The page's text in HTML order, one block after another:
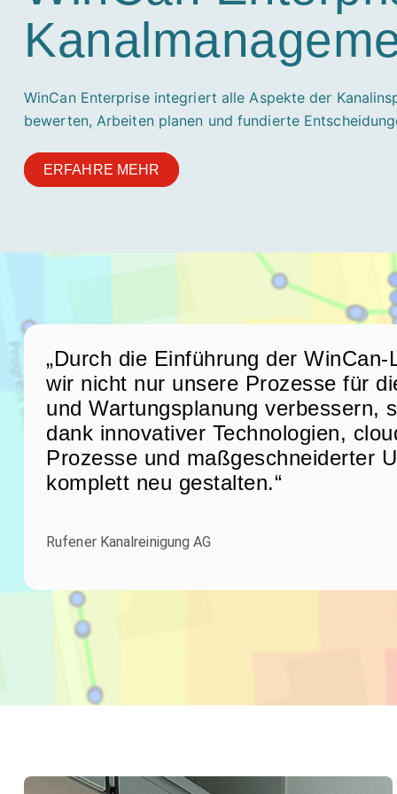
WinCan Enterprise integriert alle Aspekte der
bewerten, Arbeiten planen und fundierte
ERFAHRE MEHR
„Durch die Einführung der
wir nicht nur unsere Prozesse für
und Wartungsplanung verbessern,
dank innovativer Technologien,
Prozesse und maßgeschneiderter
komplett neu gestalten.“
Rufener Kanalreinigung AG